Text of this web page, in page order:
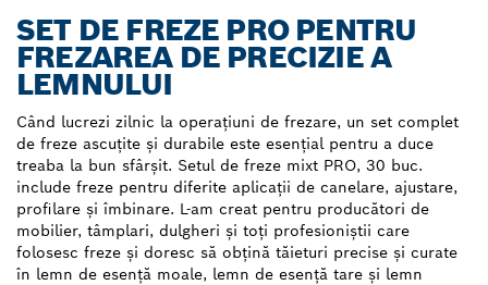
SET DE FREZE PRO PENTRU
FREZAREA DE PRECIZIE A
LEMNULUI
Când lucrezi zilnic la operațiuni de frezare, un set complet
de freze ascuțite și durabile este esențial pentru a duce
treaba la bun sfârșit. Setul de freze mixt PRO, 30 buc.
include freze pentru diferite aplicații de canelare, ajustare,
profilare și îmbinare. L-am creat pentru producători de
mobilier, tâmplari, dulgheri și toți profesioniștii care
folosesc freze și doresc să obțină tăieturi precise și curate
în lemn de esență moale, lemn de esență tare și lemn